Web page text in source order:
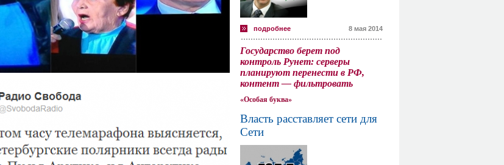
подробнее 8 мая 2014
Государство берет под
контроль Рунет: серверы
планируют перенести в РФ,
контент — фильтровать
«Особая буква»
Власть расставляет сети для
Сети